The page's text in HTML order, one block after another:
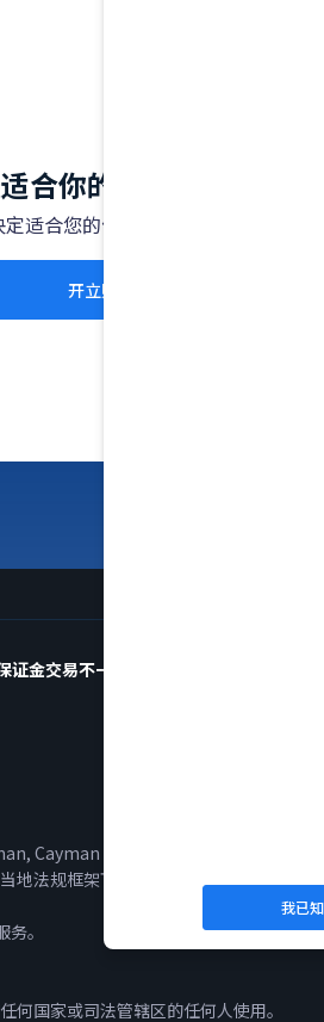
我已
合你的交易账户类型
适合您的价格和执行方式。
开立账户
金交易不一定适合所有投资者，请确保您
Cayman Islands。
地法规框架下提供服务，并具有各自的许
。
国家或司法管辖区的任何人使用。